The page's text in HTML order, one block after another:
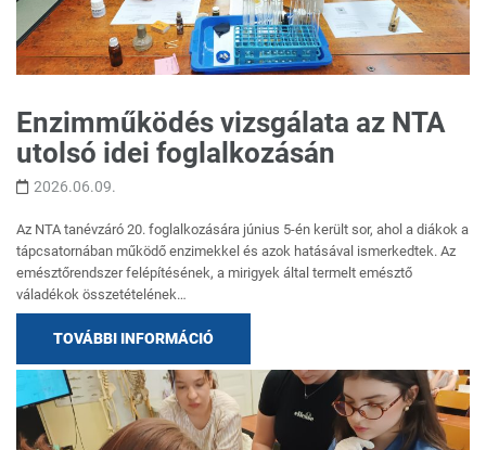
Enzimműködés vizsgálata az NTA
utolsó idei foglalkozásán
2026.06.09.
Az NTA tanévzáró 20. foglalkozására június 5-én került sor, ahol a diákok a
tápcsatornában működő enzimekkel és azok hatásával ismerkedtek. Az
emésztőrendszer felépítésének, a mirigyek által termelt emésztő
váladékok összetételének…
TOVÁBBI INFORMÁCIÓ